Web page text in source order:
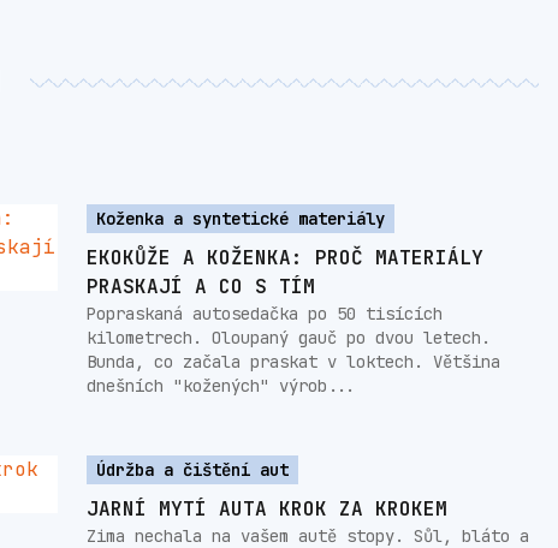
Koženka a syntetické materiály
EKOKŮŽE A KOŽENKA: PROČ MATERIÁLY
PRASKAJÍ A CO S TÍM
Popraskaná autosedačka po 50 tisících
kilometrech. Oloupaný gauč po dvou letech.
Bunda, co začala praskat v loktech. Většina
dnešních "kožených" výrob...
Údržba a čištění aut
JARNÍ MYTÍ AUTA KROK ZA KROKEM
Zima nechala na vašem autě stopy. Sůl, bláto a